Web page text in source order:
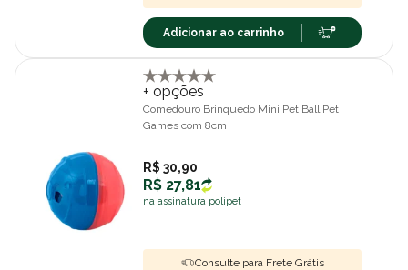
Adicionar ao carrinho
+ opções
Comedouro Brinquedo Mini Pet Ball Pet
Games com 8cm
R$ 30,90
R$ 27,81
na assinatura polipet
Consulte para Frete Grátis